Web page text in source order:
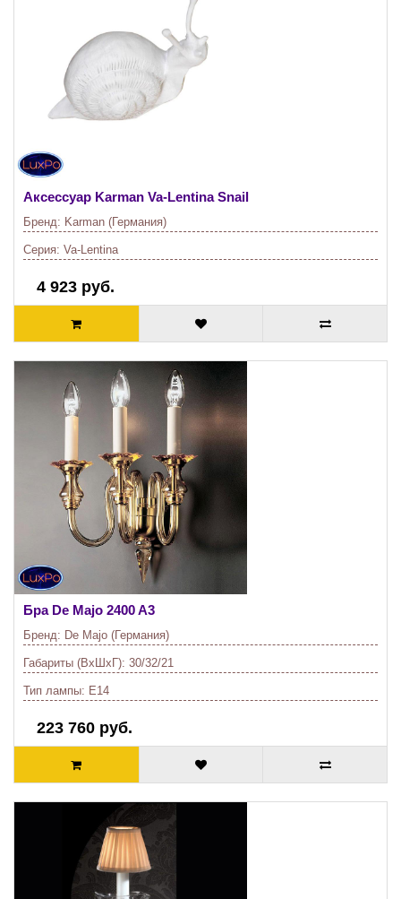
Аксессуар Karman Va-Lentina Snail
Бренд: Karman (Германия)
Серия: Va-Lentina
4 923 руб.
Бра De Majo 2400 A3
Бренд: De Majo (Германия)
Габариты (ВхШхГ): 30/32/21
Тип лампы: E14
223 760 руб.